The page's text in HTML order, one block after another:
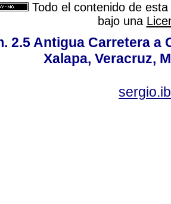
Todo el contenido de
bajo una
2.5 Antigua Carretera a
Xalapa, Veracruz,